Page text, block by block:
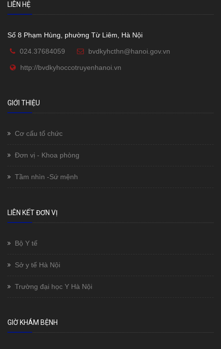
LIÊN HỆ
Số 8 Phạm Hùng, phường Từ Liêm, Hà Nội
024.37684059 bvdkyhcthn@hanoi.gov.vn
http://bvdkyhoccotruyenhanoi.vn
GIỚI THIỆU
Cơ cấu tổ chức
Đơn vị - Khoa phòng
Tầm nhìn -Sứ mệnh
LIÊN KẾT ĐƠN VỊ
Bộ Y tế
Sở y tế Hà Nội
Trường đại học Y Hà Nội
GIỜ KHÁM BỆNH